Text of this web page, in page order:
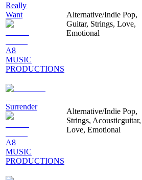
Really
Want
A8
MUSIC
PRODUCTIONS
Alternative/Indie Pop,
Guitar, Strings, Love,
Emotional
Surrender
A8
MUSIC
PRODUCTIONS
Alternative/Indie Pop,
Strings, Acousticguitar,
Love, Emotional